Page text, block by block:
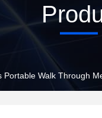
Portable Walk Through